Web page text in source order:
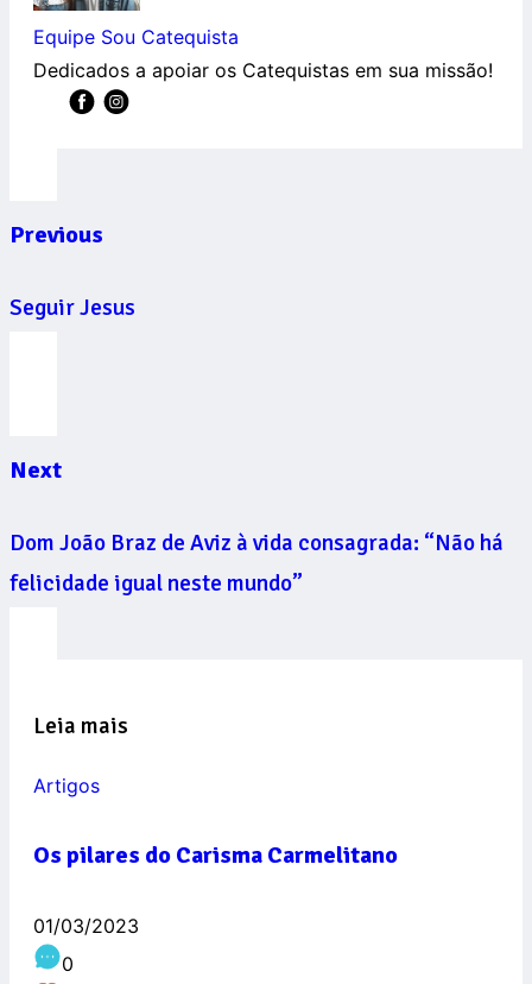
Equipe Sou Catequista
Dedicados a apoiar os Catequistas em sua missão!
Previous
Seguir Jesus
Next
Dom João Braz de Aviz à vida consagrada: “Não há
felicidade igual neste mundo”
Leia mais
Artigos
Os pilares do Carisma Carmelitano
01/03/2023
0